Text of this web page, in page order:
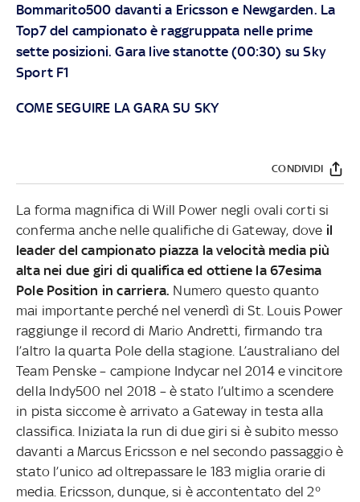
Bommarito500 davanti a Ericsson e Newgarden. La
Top7 del campionato è raggruppata nelle prime
sette posizioni. Gara live stanotte (00:30) su Sky
Sport F1
COME SEGUIRE LA GARA SU SKY
CONDIVIDI
La forma magnifica di Will Power negli ovali corti si
conferma anche nelle qualifiche di Gateway, dove il
leader del campionato piazza la velocità media più
alta nei due giri di qualifica ed ottiene la 67esima
Pole Position in carriera. Numero questo quanto
mai importante perché nel venerdì di St. Louis Power
raggiunge il record di Mario Andretti, firmando tra
l’altro la quarta Pole della stagione. L’australiano del
Team Penske – campione Indycar nel 2014 e vincitore
della Indy500 nel 2018 – è stato l’ultimo a scendere
in pista siccome è arrivato a Gateway in testa alla
classifica. Iniziata la run di due giri si è subito messo
davanti a Marcus Ericsson e nel secondo passaggio è
stato l’unico ad oltrepassare le 183 miglia orarie di
media. Ericsson, dunque, si è accontentato del 2°